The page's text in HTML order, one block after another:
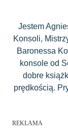
Jestem
Konsoli,
Baronessa
konsole od
dobre
prędkością.
REKLAMA